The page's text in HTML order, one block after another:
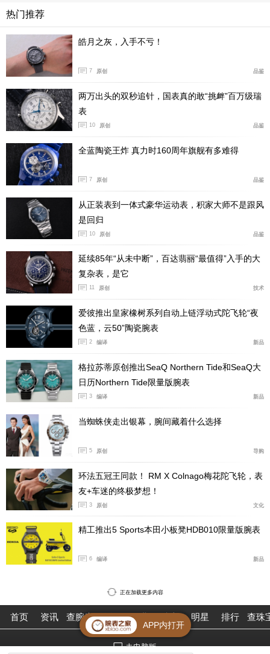
时针、分针和秒针。大日期显示为灰色背景，数位为白
色，月相盘中银色月亮和星辰嵌在银光闪闪的夜空中。
Pano Matic Lunar采用来自撒克逊工厂的超凡自动上弦机
芯90-02
Pano Matic Lunar采用来自撒克逊工厂的超凡自动上
弦机芯90-02，饰有47颗宝石，动力储备为42小时。蓝宝
石水晶表底清晰展现出精良的机芯，包括饰有格拉苏蒂经
典螺纹的四分之三夹板，21K金镂空转陀，蓝钢螺丝，还
有手工雕刻的摆轮夹板和双鹅颈微调。 Pano Matic Lunar
的新款配有路易斯安那鳄鱼皮表带，颜色和装饰每款各不
相同。
热门推荐
皓月之灰，入手不亏！
7 原创 品鉴
两万出头的双秒追针，国表真的敢“挑衅”百万级瑞
表
10 原创 品鉴
全蓝陶瓷王炸 真力时160周年旗舰有多难得
7 原创 品鉴
从正装表到一体式豪华运动表，积家大师不是跟风
是回归
10 原创 品鉴
延续85年“从未中断”，百达翡丽“最值得”入手的大
复杂表，是它
11 原创 技术
爱彼推出皇家橡树系列自动上链浮动式陀飞轮“夜
色蓝，云50”陶瓷腕表
2 编译 新品
格拉苏蒂原创推出SeaQ Northern Tide和SeaQ大
日历Northern Tide限量版腕表
3 编译 新品
当蜘蛛侠走出银幕，腕间藏着什么选择
5 原创 导购
环法五冠王同款！ RM X Colnago梅花陀飞轮，表
友+车迷的终极梦想！
3 原创 文化
精工推出5 Sports本田小板凳HDB010限量版腕表
6 编译 新品
正在加载更多内容
首页 资讯 查腕表 论坛 作业 明星 排行 查珠
去电脑版
APP内打开